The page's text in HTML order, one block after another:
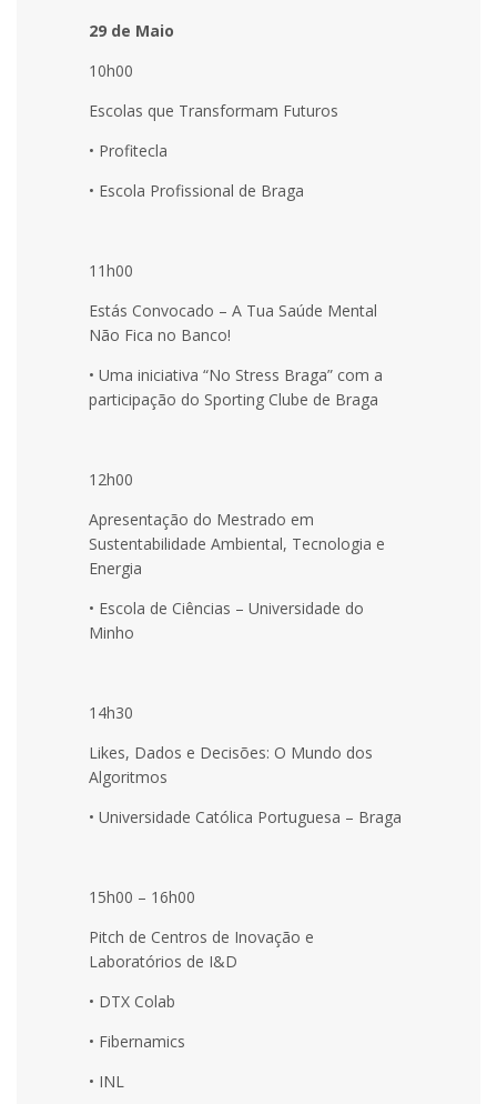
29 de Maio
10h00
Escolas que Transformam Futuros
• Profitecla
• Escola Profissional de Braga
11h00
Estás Convocado – A Tua Saúde Mental
Não Fica no Banco!
• Uma iniciativa “No Stress Braga” com a
participação do Sporting Clube de Braga
12h00
Apresentação do Mestrado em
Sustentabilidade Ambiental, Tecnologia e
Energia
• Escola de Ciências – Universidade do
Minho
14h30
Likes, Dados e Decisões: O Mundo dos
Algoritmos
• Universidade Católica Portuguesa – Braga
15h00 – 16h00
Pitch de Centros de Inovação e
Laboratórios de I&D
• DTX Colab
• Fibernamics
• INL